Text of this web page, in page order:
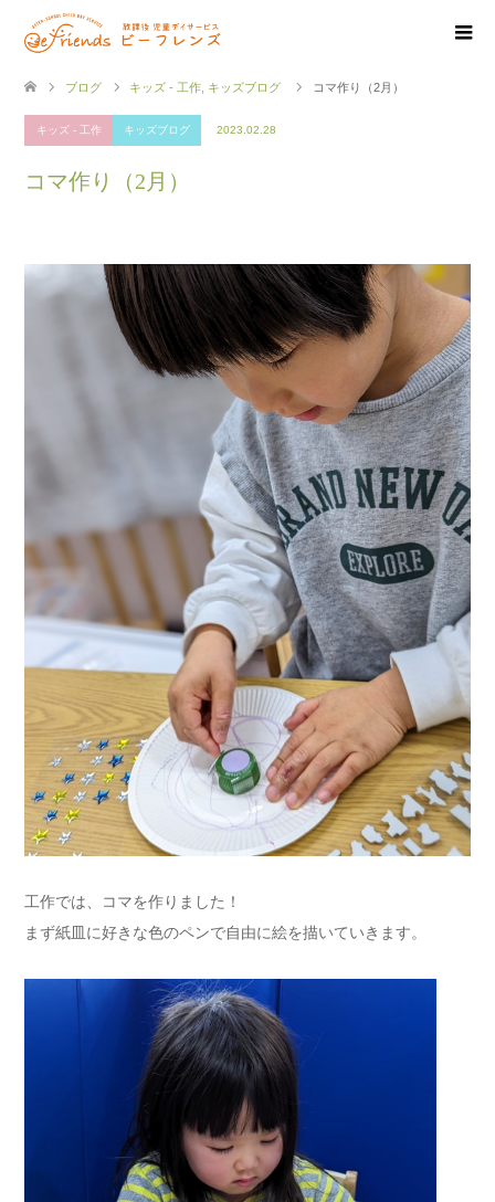
ブログ キッズ - 工作 キッズブログ コマ作り（2月）
キッズ - 工作 キッズブログ 2023.02.28
コマ作り（2月）
工作では、コマを作りました！
まず紙皿に好きな色のペンで自由に絵を描いていきます。